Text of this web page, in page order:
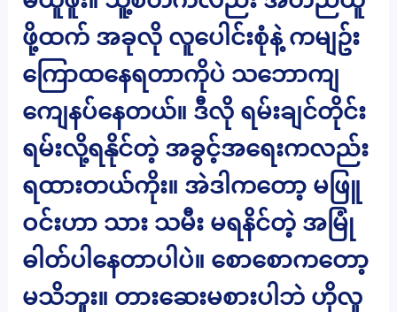
ဖို့ထက် အခုလို လူပေါင်းစုံနဲ့ ကမျဥ်း
ကြောထနေရတာကိုပဲ သဘောကျ
ကျေနပ်နေတယ်။ ဒီလို ရမ်းချင်တိုင်း
ရမ်းလို့ရနိုင်တဲ့ အခွင့်အရေးကလည်း
ရထားတယ်ကိုး။ အဲဒါကတော့ မဖြူ
ဝင်းဟာ သား သမီး မရနိင်တဲ့ အမြုံ
ဓါတ်ပါနေတာပါပဲ။ စောစောကတော့
မသိဘူး။ တားဆေးမစားပါဘဲ ဟိုလူ